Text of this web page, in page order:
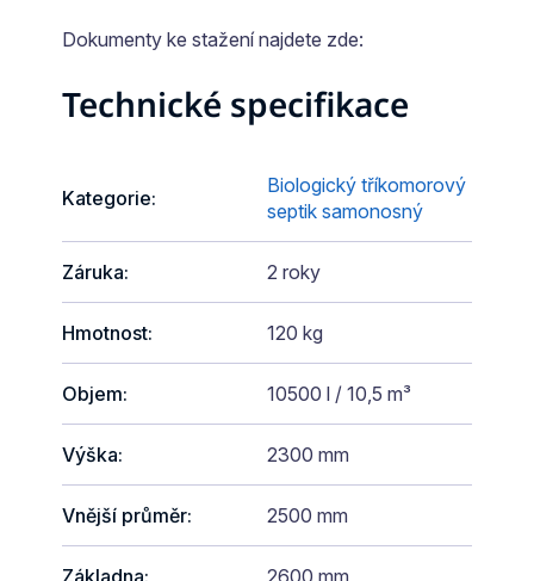
Dokumenty ke stažení najdete zde:
Technické specifikace
Kategorie:
Biologický tříkomorový
septik samonosný
Záruka: 2 roky
Hmotnost: 120 kg
Objem: 10500 l / 10,5 m³
Výška: 2300 mm
Vnější průměr: 2500 mm